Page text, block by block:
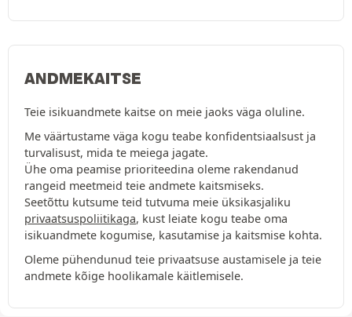
ANDMEKAITSE
Teie isikuandmete kaitse on meie jaoks väga oluline.
Me väärtustame väga kogu teabe konfidentsiaalsust ja
turvalisust, mida te meiega jagate.
Ühe oma peamise prioriteedina oleme rakendanud
rangeid meetmeid teie andmete kaitsmiseks.
Seetõttu kutsume teid tutvuma meie üksikasjaliku
privaatsuspoliitikaga, kust leiate kogu teabe oma
isikuandmete kogumise, kasutamise ja kaitsmise kohta.
Oleme pühendunud teie privaatsuse austamisele ja teie
andmete kõige hoolikamale käitlemisele.